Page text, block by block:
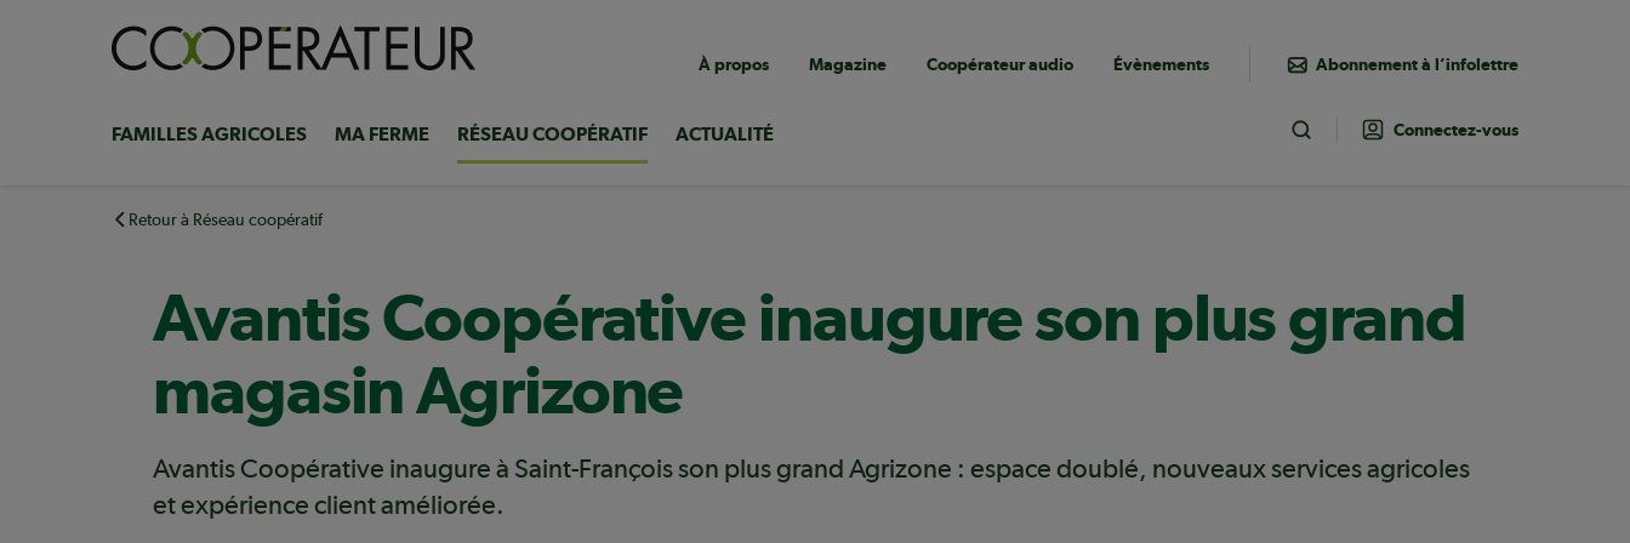
Navigation
utilitaire
À propos Magazine Coopérateur audio Évènements Abonnement à l’infolettre
Navigation
principale
FAMILLES AGRICOLES MA FERME RÉSEAU COOPÉRATIF ACTUALITÉ Toggle Search
Connectez-vous
Retour à Réseau coopératif
Avantis Coopérative inaugure son plus grand
magasin Agrizone
Avantis Coopérative inaugure à Saint-François son plus grand Agrizone : espace doublé, nouveaux services agricoles
et expérience client améliorée.